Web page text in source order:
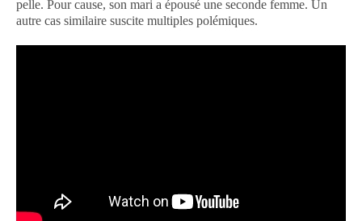
pelle. Pour cause, son mari a épousé une seconde femme. Un
autre cas similaire suscite multiples polémiques.